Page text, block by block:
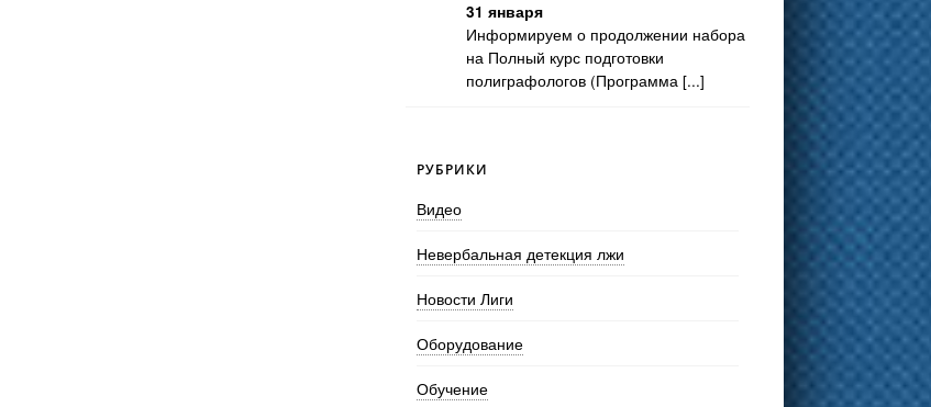
31 января
Информируем о продолжении набора
на Полный курс подготовки
полиграфологов (Программа [...]
РУБРИКИ
Видео
Невербальная детекция лжи
Новости Лиги
Оборудование
Обучение